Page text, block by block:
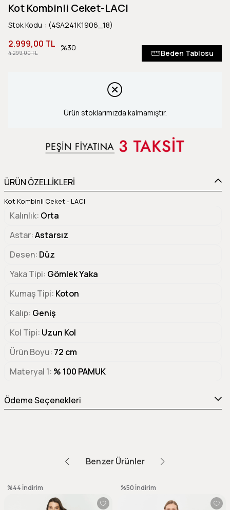
Kot Kombinli Ceket-LACI
Stok Kodu (4SA241K1906_18)
4.299,00 TL
2.999,00 TL 30
Beden Tablosu
Ürün stoklarımızda kalmamıştır.
ÜRÜN ÖZELLİKLERİ
Kot Kombinli Ceket - LACI
Kalınlık Orta
Astar Astarsız
Desen Düz
Yaka Tipi Gömlek Yaka
Kumaş Tipi Koton
Kalıp Geniş
Kol Tipi Uzun Kol
Ürün Boyu 72 cm
Materyal 1 % 100 PAMUK
Ödeme Seçenekleri
Benzer Ürünler
%44 İndirim %50 İndirim